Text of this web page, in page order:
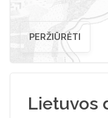
PERŽIŪRĖTI
Lietuvos